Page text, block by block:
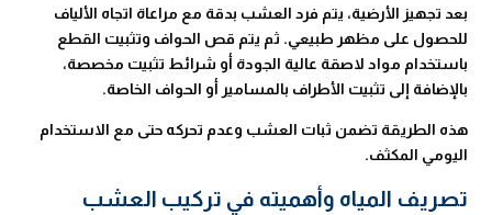
بعد تجهيز الأرضية، يتم فرد العشب بدقة مع مراعاة اتجاه الألياف
للحصول على مظهر طبيعي. ثم يتم قص الحواف وتثبيت القطع
باستخدام مواد لاصقة عالية الجودة أو شرائط تثبيت مخصصة،
بالإضافة إلى تثبيت الأطراف بالمسامير أو الحواف الخاصة.
هذه الطريقة تضمن ثبات العشب وعدم تحركه حتى مع الاستخدام
اليومي المكثف.
تصريف المياه وأهميته في تركيب العشب